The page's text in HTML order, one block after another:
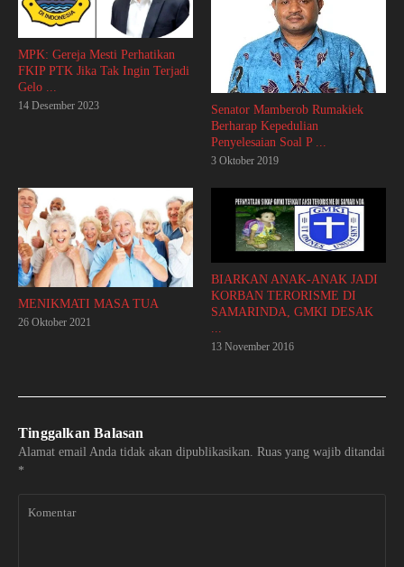
MPK: Gereja Mesti Perhatikan
FKIP PTK Jika Tak Ingin Terjadi
Gelo ...
14 Desember 2023
Senator Mamberob Rumakiek
Berharap Kepedulian
Penyelesaian Soal P ...
3 Oktober 2019
MENIKMATI MASA TUA
26 Oktober 2021
BIARKAN ANAK-ANAK JADI
KORBAN TERORISME DI
SAMARINDA, GMKI DESAK
...
13 November 2016
Tinggalkan Balasan
Alamat email Anda tidak akan dipublikasikan. Ruas yang wajib ditandai
*